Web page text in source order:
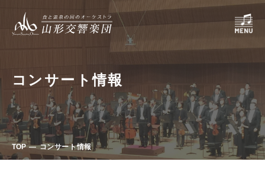
コンサート情報
TOP コンサート情報